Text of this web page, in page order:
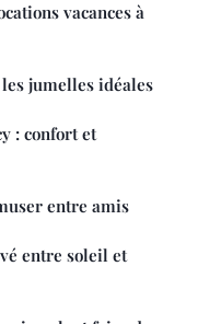
vacances à
jumelles idéales
: confort et
entre amis
entre soleil et